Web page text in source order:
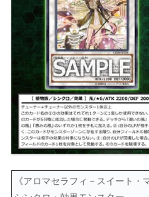
《アロマセラフィ－スイート・